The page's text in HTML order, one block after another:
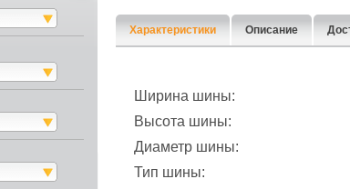
Характеристики Описание
Ширина шины:
Высота шины:
Диаметр шины:
Тип шины: